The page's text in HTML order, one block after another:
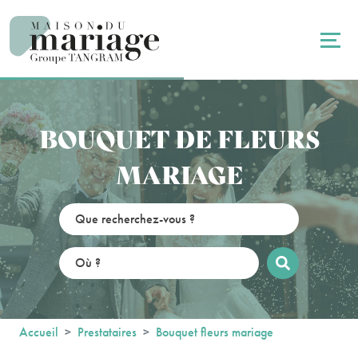
BOUQUET DE FLEURS
MARIAGE
Accueil Prestataires
Bouquet fleurs mariage